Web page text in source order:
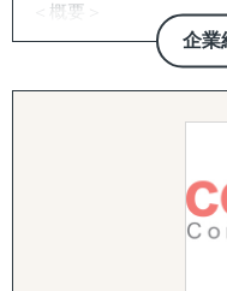
【パッケージに追加・
導入企業さまのニーズ
施策を柔軟に組み合わ
・フィリピン
・マレーシア
・タイ
■お問い合わせください
企業
＜概要＞
・アジアを中心とする
体制を有する、日系独
ファーム（東証上場）
働した伴走型ハンズオ
・マッキンゼー/ボスト